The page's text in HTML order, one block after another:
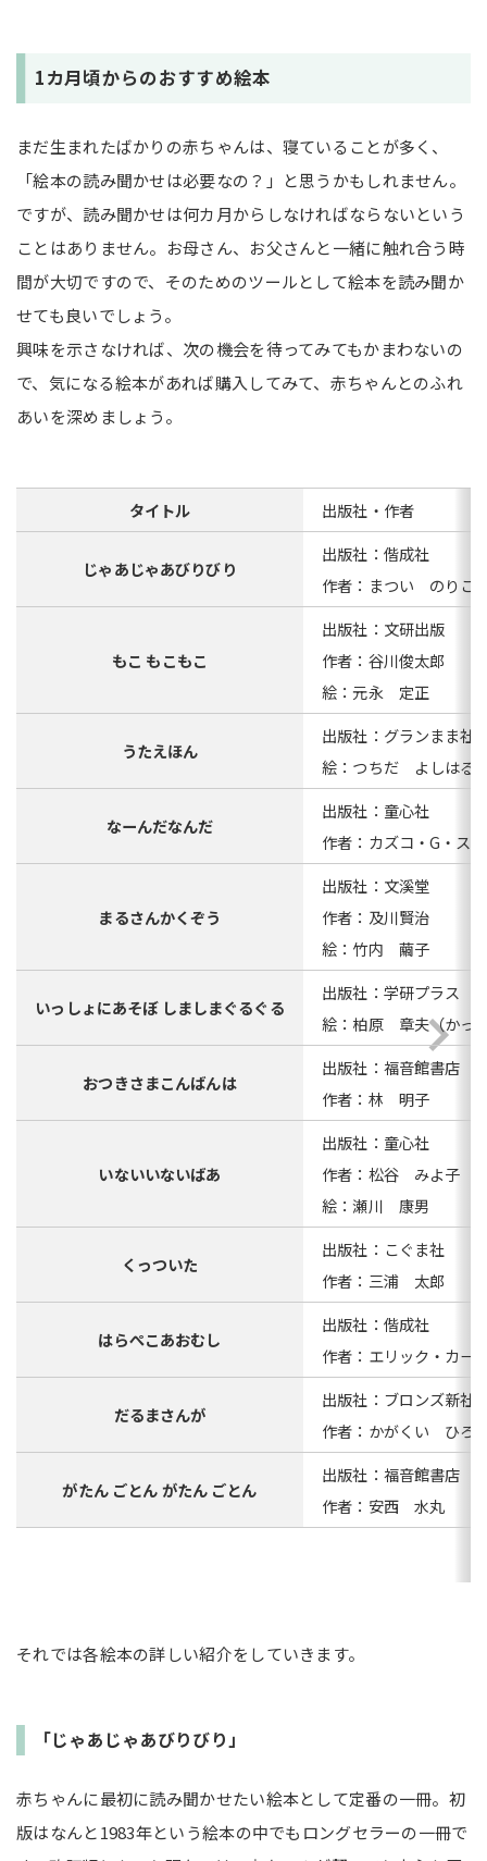
1カ月頃からのおすすめ絵本
まだ生まれたばかりの赤ちゃんは、寝ていることが多く、
「絵本の読み聞かせは必要なの？」と思うかもしれません。
ですが、読み聞かせは何カ月からしなければならないという
ことはありません。お母さん、お父さんと一緒に触れ合う時
間が大切ですので、そのためのツールとして絵本を読み聞か
せても良いでしょう。
興味を示さなければ、次の機会を待ってみてもかまわないの
で、気になる絵本があれば購入してみて、赤ちゃんとのふれ
あいを深めましょう。
タイトル 出版社・作者
じゃあじゃあびりびり
出版社：偕成社
作者：まつい のりこ
もこ もこもこ
出版社：文研出版
作者：谷川俊太郎
絵：元永 定正
うたえほん
出版社：グランまま社
絵：つちだ よしはる
なーんだなんだ
出版社：童心社
作者：カズコ・G・ス
まるさんかくぞう
出版社：文溪堂
作者：及川賢治
絵：竹内 繭子
いっしょにあそぼ しましまぐるぐる
出版社：学研プラス
絵：柏原 章夫（かっ
おつきさまこんばんは
出版社：福音館書店
作者：林 明子
いないいないばあ
出版社：童心社
作者：松谷 みよ子
絵：瀬川 康男
くっついた
出版社：こぐま社
作者：三浦 太郎
はらぺこあおむし
出版社：偕成社
作者：エリック・カー
だるまさんが
出版社：ブロンズ新社
作者：かがくい ひろ
がたん ごとん がたん ごとん
出版社：福音館書店
作者：安西 水丸
それでは各絵本の詳しい紹介をしていきます。
「じゃあじゃあびりびり」
赤ちゃんに最初に読み聞かせたい絵本として定番の一冊。初
版はなんと1983年という絵本の中でもロングセラーの一冊で